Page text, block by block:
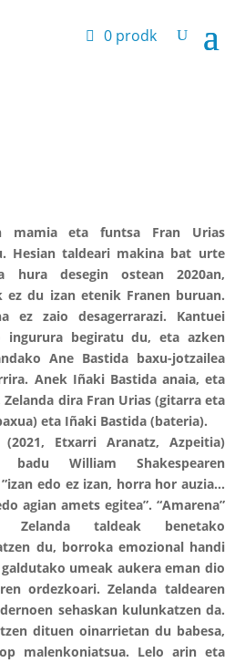
0 prodk
mamia eta funtsa Fran Urias
Hesian taldeari makina bat urte
hura desegin ostean 2020an,
ez du izan etenik Franen buruan.
ez zaio desagerrarazi. Kantuei
ingurura begiratu du, eta azken
Ane Bastida baxu-jotzailea
Anek Iñaki Bastida anaia, eta
Zelanda dira Fran Urias (gitarra eta
eta Iñaki Bastida (bateria).
Etxarri Aranatz, Azpeitia)
badu William Shakespearen
edo ez izan, horra hor auzia…
agian amets egitea”. “Amarena”
Zelanda taldeak benetako
du, borroka emozional handi
umeak aukera eman dio
ordezkoari. Zelanda taldearen
sehaskan kulunkatzen da.
dituen oinarrietan du babesa,
malenkoniatsua. Lelo arin eta